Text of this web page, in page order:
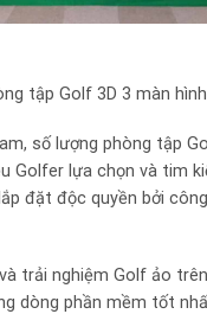
tập Golf 3D 3 màn
số lượng phòng tập
Golfer lựa chọn và tim
đặt độc quyền bởi
trải nghiệm Golf ảo
dòng phần mềm tốt